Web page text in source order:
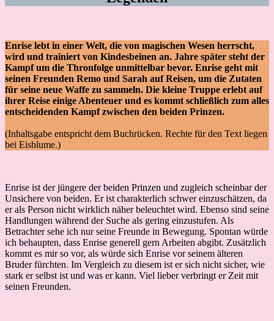
Enrise lebt in einer Welt, die von magischen Wesen herrscht,
wird und trainiert von Kindesbeinen an. Jahre später steht der
Kampf um die Thronfolge unmittelbar bevor. Enrise geht mit
seinen Freunden Remo und Sarah auf Reisen, um die Zutaten
für seine neue Waffe zu sammeln. Die kleine Truppe erlebt auf
ihrer Reise einige Abenteuer und es kommt schließlich zum alles
entscheidenden Kampf zwischen den beiden Prinzen.
(Inhaltsgabe entspricht dem Buchrücken. Rechte für den Text liegen
bei Eisblume.)
Enrise ist der jüngere der beiden Prinzen und zugleich scheinbar der
Unsichere von beiden. Er ist charakterlich schwer einzuschätzen, da
er als Person nicht wirklich näher beleuchtet wird. Ebenso sind seine
Handlungen während der Suche als gering einzustufen. Als
Betrachter sehe ich nur seine Freunde in Bewegung. Spontan würde
ich behaupten, dass Enrise generell gern Arbeiten abgibt. Zusätzlich
kommt es mir so vor, als würde sich Enrise vor seinem älteren
Bruder fürchten. Im Vergleich zu diesem ist er sich nicht sicher, wie
stark er selbst ist und was er kann. Viel lieber verbringt er Zeit mit
seinen Freunden.